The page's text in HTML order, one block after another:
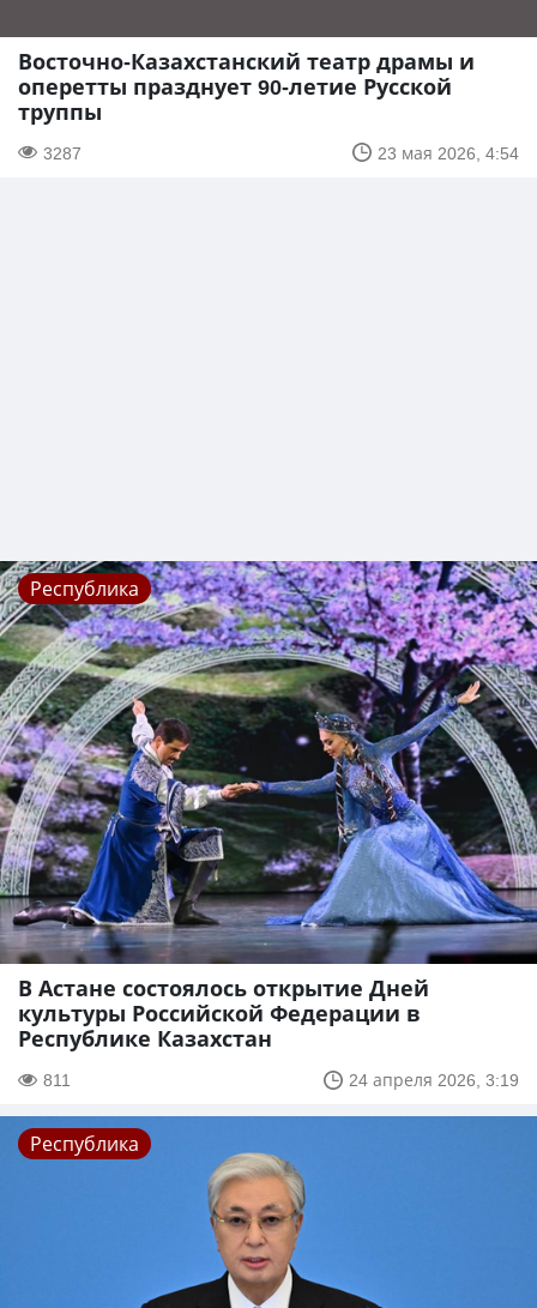
Восточно-Казахстанский театр драмы и
оперетты празднует 90-летие Русской
труппы
3287 23 мая 2026, 4:54
Республика
В Астане состоялось открытие Дней
культуры Российской Федерации в
Республике Казахстан
811 24 апреля 2026, 3:19
Республика